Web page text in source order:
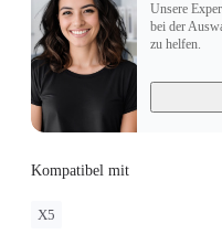
Unsere
bei der
zu helfen.
Kompatibel mit
X5